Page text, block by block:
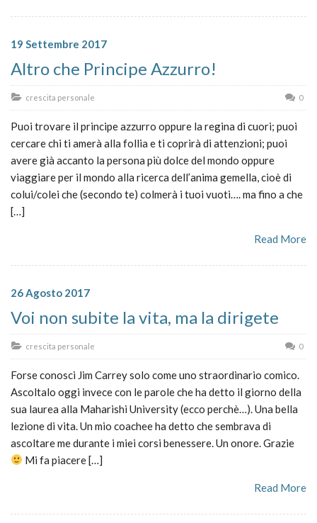
19 Settembre 2017
Altro che Principe Azzurro!
crescita personale 0
Puoi trovare il principe azzurro oppure la regina di cuori; puoi
cercare chi ti amerà alla follia e ti coprirà di attenzioni; puoi
avere già accanto la persona più dolce del mondo oppure
viaggiare per il mondo alla ricerca dell’anima gemella, cioè di
colui/colei che (secondo te) colmerà i tuoi vuoti…. ma fino a che
[…]
Read More
26 Agosto 2017
Voi non subite la vita, ma la dirigete
crescita personale 0
Forse conosci Jim Carrey solo come uno straordinario comico.
Ascoltalo oggi invece con le parole che ha detto il giorno della
sua laurea alla Maharishi University (ecco perchè…). Una bella
lezione di vita. Un mio coachee ha detto che sembrava di
ascoltare me durante i miei corsi benessere. Un onore. Grazie
Mi fa piacere […]
Read More